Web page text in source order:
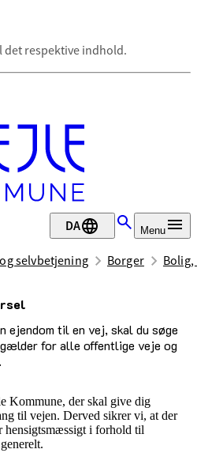
respektive indhold.
DA Menu
selvbetjening Borger
ejendom til en vej, skal du søge
for alle offentlige veje og
Kommune, der skal give dig
til vejen. Derved sikrer vi, at der
hensigtsmæssigt i forhold til